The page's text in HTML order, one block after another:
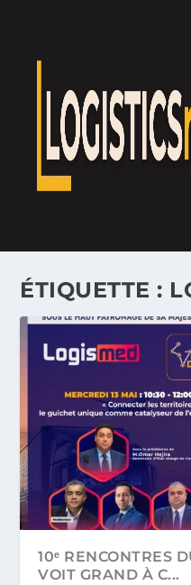
ÉTIQUETTE :
10ᵉ RENCONTRES
VOIT GRAND À C...